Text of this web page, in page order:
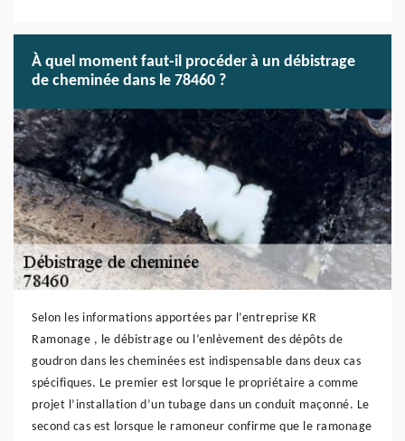
À quel moment faut-il procéder à un débistrage
de cheminée dans le 78460 ?
Selon les informations apportées par l’entreprise KR
Ramonage , le débistrage ou l’enlèvement des dépôts de
goudron dans les cheminées est indispensable dans deux cas
spécifiques. Le premier est lorsque le propriétaire a comme
projet l’installation d’un tubage dans un conduit maçonné. Le
second cas est lorsque le ramoneur confirme que le ramonage